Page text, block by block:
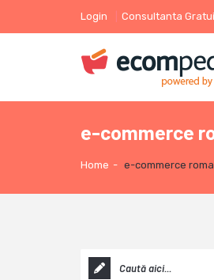
Login Consultanta
e-commerce
Home - e-commerce